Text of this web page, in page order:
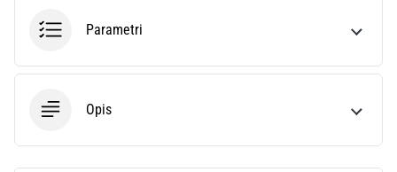
Parametri
Opis